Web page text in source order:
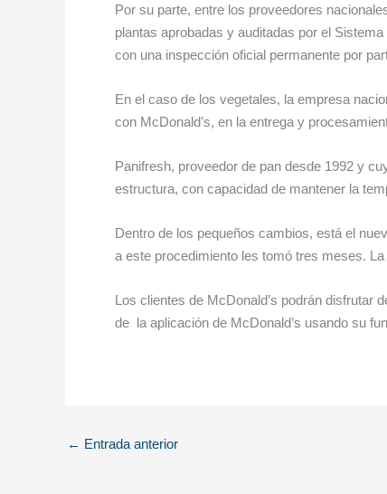
Por su parte, entre los proveedores
plantas aprobadas y auditadas por el
con una inspección oficial permanente por
En el caso de los vegetales, la empresa
con McDonald’s, en la entrega y
Panifresh, proveedor de pan desde 1992 y
estructura, con capacidad de mantener la
Dentro de los pequeños cambios, está el
a este procedimiento les tomó tres meses.
Los clientes de McDonald’s podrán disfrutar
de la aplicación de McDonald’s usando su
← Entrada anterior